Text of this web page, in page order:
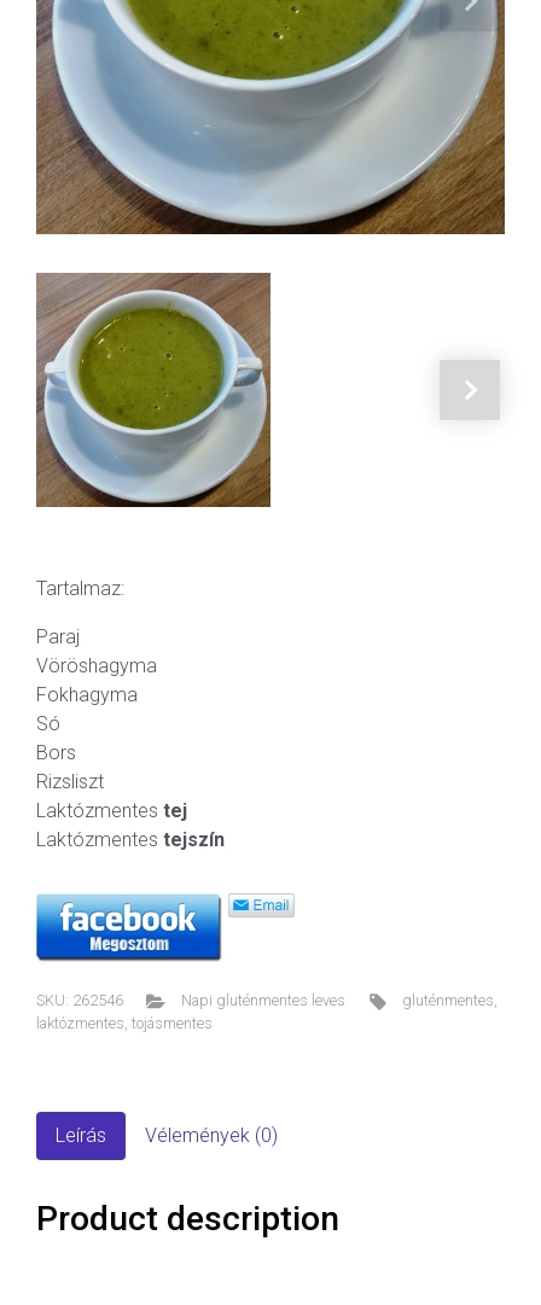
Next
Tartalmaz:
Paraj
Vöröshagyma
Fokhagyma
Só
Bors
Rizsliszt
Laktózmentes tej
Laktózmentes tejszín
SKU: 262546 Napi gluténmentes leves gluténmentes,
laktózmentes, tojásmentes
Leírás Vélemények (0)
Product description